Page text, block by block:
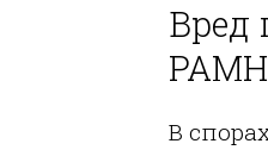
Вред
РАМН
В